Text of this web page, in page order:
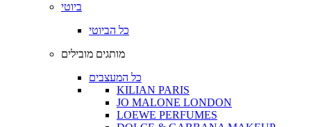
ביוטי
כל הביוטי
מותגים מובילים
כל המעצבים
KILIAN PARIS
JO MALONE LONDON
LOEWE PERFUMES